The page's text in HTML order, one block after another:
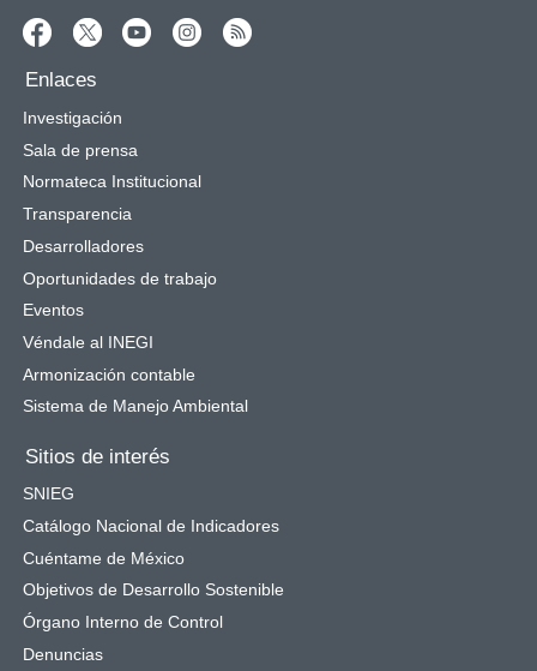
Enlaces
Investigación
Sala de prensa
Normateca Institucional
Transparencia
Desarrolladores
Oportunidades de trabajo
Eventos
Véndale al INEGI
Armonización contable
Sistema de Manejo Ambiental
Sitios de interés
SNIEG
Catálogo Nacional de Indicadores
Cuéntame de México
Objetivos de Desarrollo Sostenible
Órgano Interno de Control
Denuncias